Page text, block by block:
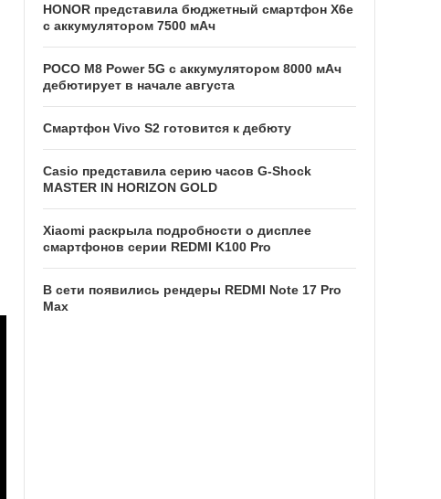
HONOR представила бюджетный смартфон X6e
с аккумулятором 7500 мАч
POCO M8 Power 5G с аккумулятором 8000 мАч
дебютирует в начале августа
Смартфон Vivo S2 готовится к дебюту
Casio представила серию часов G-Shock
MASTER IN HORIZON GOLD
Xiaomi раскрыла подробности о дисплее
смартфонов серии REDMI K100 Pro
В сети появились рендеры REDMI Note 17 Pro
Max